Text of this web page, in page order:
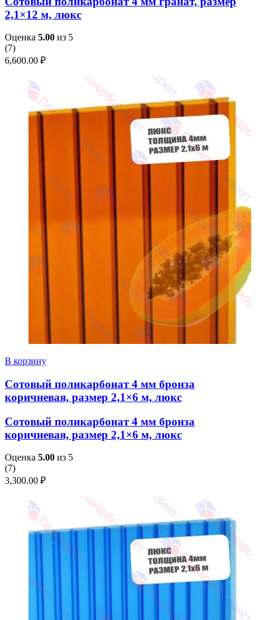
2,1×12 м, люкс
Оценка 5.00 из 5
(7)
6,600.00 ₽
В корзину
Сотовый поликарбонат 4 мм бронза
коричневая, размер 2,1×6 м, люкс
Сотовый поликарбонат 4 мм бронза
коричневая, размер 2,1×6 м, люкс
Оценка 5.00 из 5
(7)
3,300.00 ₽